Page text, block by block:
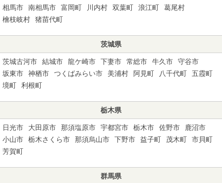
相馬市
南相馬市 富岡町 川内村 双葉町 浪江町
葛尾村
檜枝岐村
猪苗代町
茨城県
茨城古河市 結城市 龍ケ崎市 下妻市 常総市 牛久市
守谷市
坂東市
神栖市 つくばみらい市 美浦村 阿見町 八千代町
五霞町
境町
利根町
栃木県
日光市 大田原市 那須塩原市 宇都宮市 栃木市 佐野市
鹿沼市
小山市
栃木さくら市 那須烏山市 下野市 益子町 茂木町
市貝町
芳賀町
群馬県